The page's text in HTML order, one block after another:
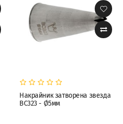
Накрайник затворена звезда
BC323 - Ø5мм